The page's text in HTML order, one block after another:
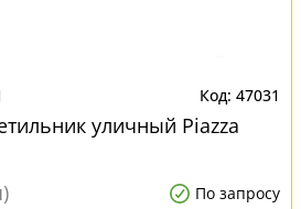
47031
уличный Piazza
По запросу